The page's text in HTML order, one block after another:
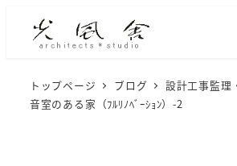
トップページ ブログ 設計工事監理
音室のある家（ﾌﾙﾘﾉﾍﾞｰｼｮﾝ）-2